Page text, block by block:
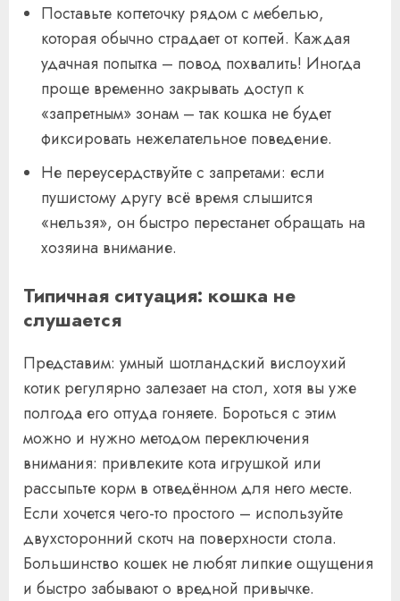
Поставьте когтеточку рядом с мебелью,
которая обычно страдает от когтей. Каждая
удачная попытка – повод похвалить! Иногда
проще временно закрывать доступ к
«запретным» зонам – так кошка не будет
фиксировать нежелательное поведение.
Не переусердствуйте с запретами: если
пушистому другу всё время слышится
«нельзя», он быстро перестанет обращать на
хозяина внимание.
Типичная ситуация: кошка не
слушается
Представим: умный шотландский вислоухий
котик регулярно залезает на стол, хотя вы уже
полгода его оттуда гоняете. Бороться с этим
можно и нужно методом переключения
внимания: привлеките кота игрушкой или
рассыпьте корм в отведённом для него месте.
Если хочется чего-то простого – используйте
двухсторонний скотч на поверхности стола.
Большинство кошек не любят липкие ощущения
и быстро забывают о вредной привычке.